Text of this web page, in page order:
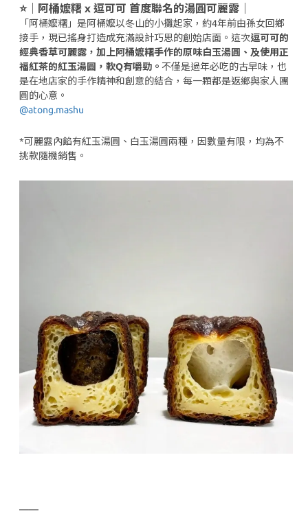
⭐️｜阿桶嬤糬 x 逗可可 首度聯名的湯圓可麗露｜
「阿桶嬤糬」是阿桶嬤以冬山的小攤起家，約4年前由孫女回鄉
接手，現已搖身打造成充滿設計巧思的創始店面。這次逗可可的
經典香草可麗露，加上阿桶嬤糬手作的原味白玉湯圓、及使用正
福紅茶的紅玉湯圓，軟Q有嚼勁。 不僅是過年必吃的古早味，也
是在地店家的手作精神和創意的結合，每一顆都是返鄉與家人團
圓的心意。
@atong.mashu
*可麗露內餡有紅玉湯圓、白玉湯圓兩種，因數量有限，均為不
挑款隨機銷售。
——